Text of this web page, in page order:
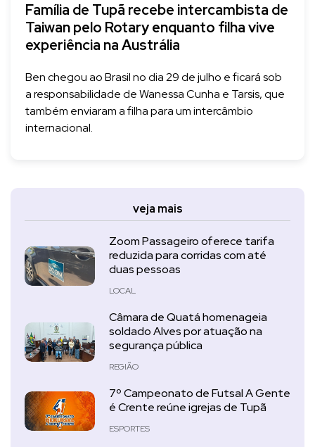
Família de Tupã recebe intercambista de
Taiwan pelo Rotary enquanto filha vive
experiência na Austrália
Ben chegou ao Brasil no dia 29 de julho e ficará sob
a responsabilidade de Wanessa Cunha e Tarsis, que
também enviaram a filha para um intercâmbio
internacional.
veja mais
Zoom Passageiro oferece tarifa
reduzida para corridas com até
duas pessoas
LOCAL
Câmara de Quatá homenageia
soldado Alves por atuação na
segurança pública
REGIÃO
7º Campeonato de Futsal A Gente
é Crente reúne igrejas de Tupã
ESPORTES